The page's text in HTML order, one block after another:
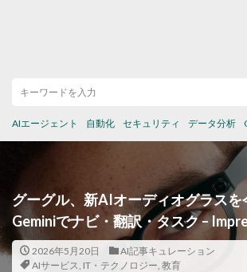
AIエージェント 自動化 セキュリティ データ分析
グーグル、新AIオーディオグラス
Geminiでナビ・翻訳・タスク –
2026年5月20日
AI記事キュレーション
AIサービス, IT・テクノロジー, 教育